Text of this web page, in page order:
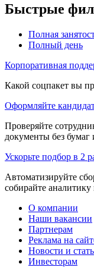
Быстрые
Полная
Полный день
Корпоративная
Какой соцпакет вы
Оформляйте
Проверяйте
документы без
Ускорьте подбор в 2
Автоматизируйте
собирайте аналитику
О компании
Наши вакансии
Партнерам
Реклама на
Новости и
Инвесторам